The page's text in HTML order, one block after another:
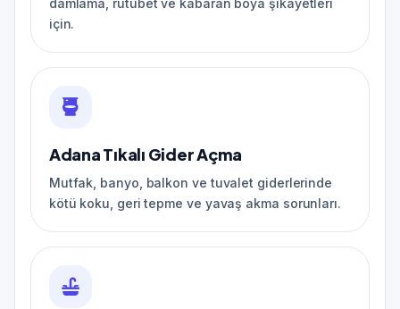
için.
Adana Tıkalı Gider Açma
Mutfak, banyo, balkon ve tuvalet giderlerinde
kötü koku, geri tepme ve yavaş akma sorunları.